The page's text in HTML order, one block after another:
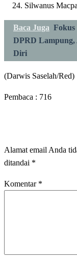
Silwanus
Baca Juga
DPRD
Diri
(Darwis Saselah/Red)
Pembaca : 716
Alamat email Anda
ditandai *
Komentar *